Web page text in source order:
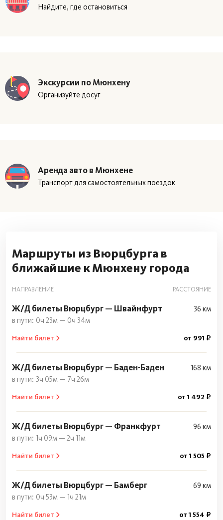
Найдите, где остановиться
Экскурсии по Мюнхену
Организуйте досуг
Аренда авто в Мюнхене
Транспорт для самостоятельных поездок
Маршруты из Вюрцбурга в
ближайшие к Мюнхену города
НАПРАВЛЕНИЕ РАССТОЯНИЕ
Ж/Д билеты Вюрцбург — Швайнфурт
36 км
0ч 23м — 0ч 34м
Найти билет от 991 ₽
Ж/Д билеты Вюрцбург — Баден‑Баден
168 км
3ч 05м — 7ч 26м
Найти билет от 1 492 ₽
Ж/Д билеты Вюрцбург — Франкфурт
96 км
1ч 09м — 2ч 11м
Найти билет от 1 505 ₽
Ж/Д билеты Вюрцбург — Бамберг
69 км
0ч 53м — 1ч 21м
Найти билет от 1 554 ₽